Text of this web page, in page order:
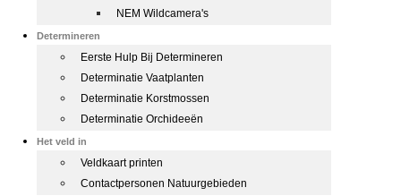
NEM Wildcamera's
Determineren
Eerste Hulp Bij Determineren
Determinatie Vaatplanten
Determinatie Korstmossen
Determinatie Orchideeën
Het veld in
Veldkaart printen
Contactpersonen Natuurgebieden